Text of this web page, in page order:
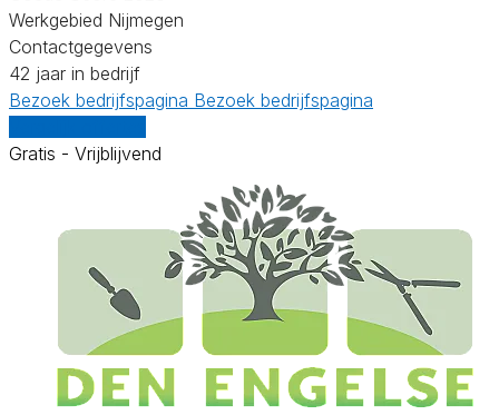
Werkgebied Nijmegen
Contactgegevens
42 jaar in bedrijf
Bezoek bedrijfspagina Bezoek bedrijfspagina
Gratis - Vrijblijvend